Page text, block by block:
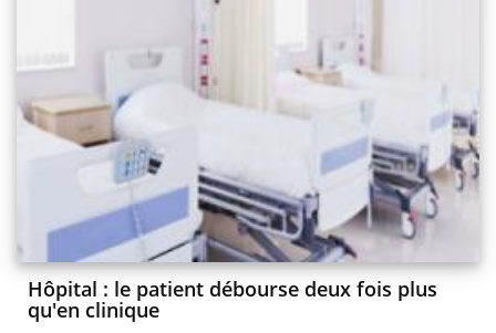
Hôpital : le patient débourse deux fois plus
qu'en clinique